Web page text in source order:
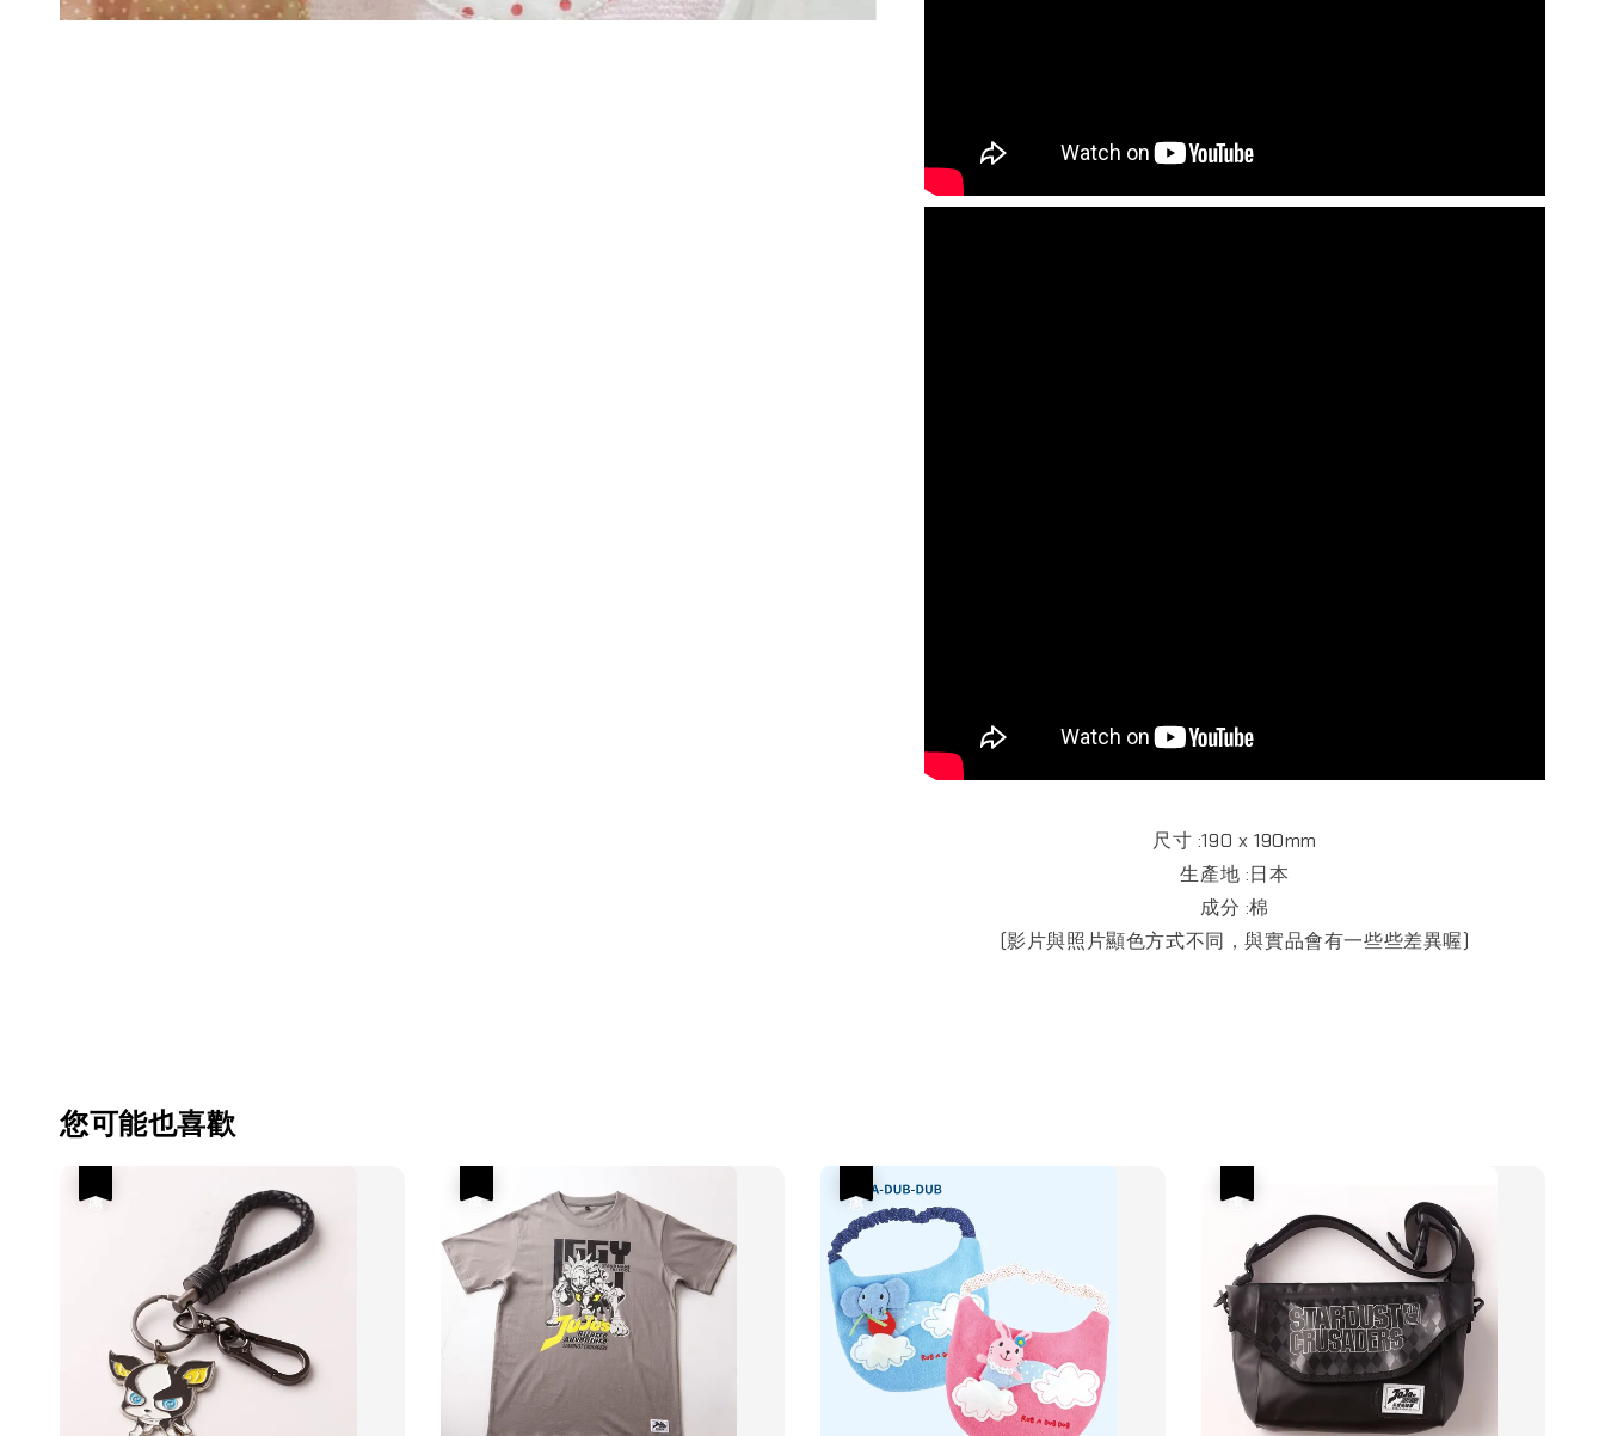
尺寸 :190 x 190mm
生產地 :日本
成分 :棉
(影片與照片顯色方式不同，與實品會有一些些差異喔)
您可能也喜歡